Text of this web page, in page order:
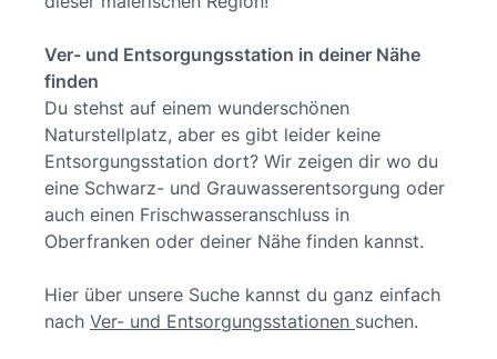
Ver- und Entsorgungsstation in deiner Nähe
finden
Du stehst auf einem wunderschönen
Naturstellplatz, aber es gibt leider keine
Entsorgungsstation dort? Wir zeigen dir wo du
eine Schwarz- und Grauwasserentsorgung oder
auch einen Frischwasseranschluss in
Oberfranken oder deiner Nähe finden kannst.
Hier über unsere Suche kannst du ganz einfach
nach Ver- und Entsorgungsstationen suchen.